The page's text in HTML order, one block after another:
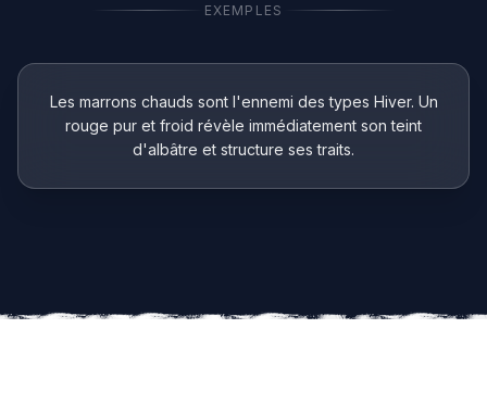
EXEMPLES
Les marrons chauds sont l'ennemi des types Hiver. Un
rouge pur et froid révèle immédiatement son teint
d'albâtre et structure ses traits.